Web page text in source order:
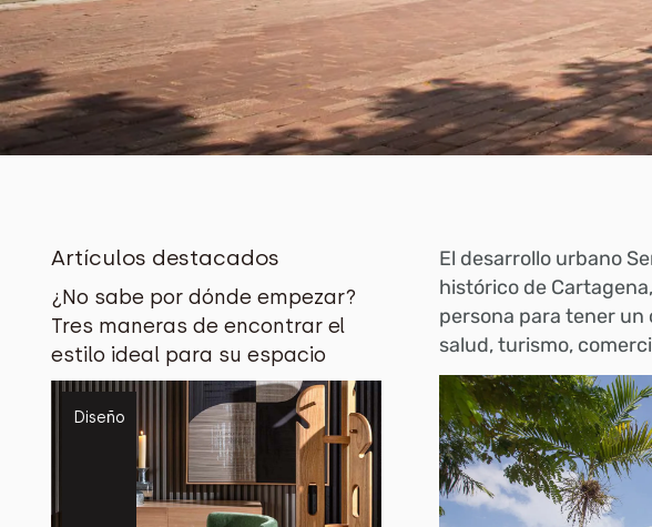
Artículos destacados
¿No sabe por dónde empezar?
Tres maneras de encontrar el
estilo ideal para su espacio
Diseño
El desarrollo urbano
histórico de
persona para tener
salud, turismo,